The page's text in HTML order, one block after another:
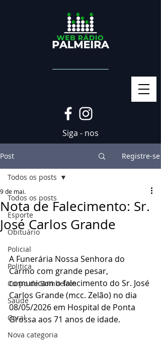
Siga - nos
Post Registre-se
Todos os posts
Esporte
Obituário
Policial
Politica
Corpo de Bombeiros
Saúde
Geral
Nova categoria
Todos os posts
Nota de Falecimento: Sr.
José Carlos Grande
9 de mai.
A Funerária Nossa Senhora do
Carmo com grande pesar,
comunicam o falecimento do Sr. José
Carlos Grande (mcc. Zelão) no dia
08/05/2026 em Hospital de Ponta
Grossa aos 71 anos de idade.